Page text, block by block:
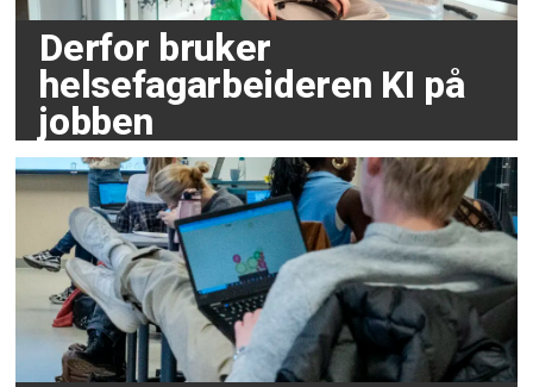
Derfor bruker
helsefagarbeideren KI på
jobben